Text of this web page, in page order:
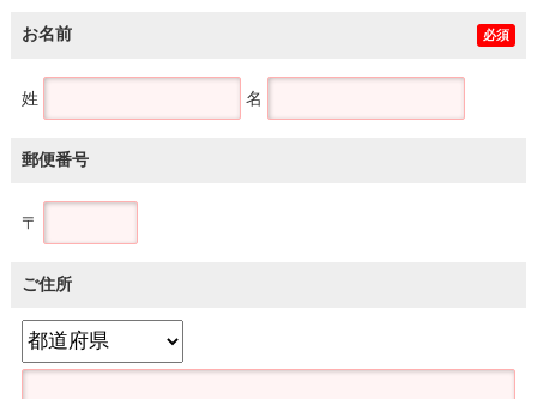
お名前 必須
姓 名
郵便番号
〒
ご住所